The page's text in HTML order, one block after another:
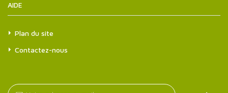
AIDE
Plan du site
Contactez-nous